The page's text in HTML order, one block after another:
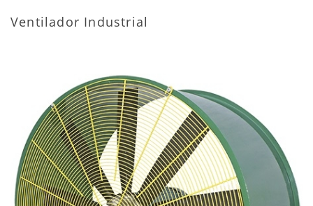
Ventilador Industrial